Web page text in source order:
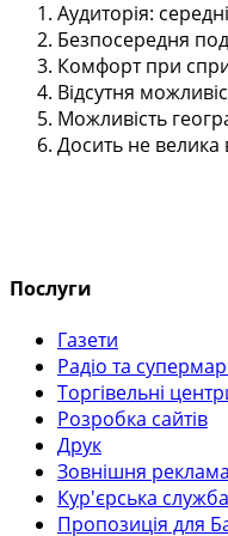
Аудиторія:
Безпосередня
Комфорт при
Відсутня
Можливість
Досить не велика
Послуги
Газети
Радіо та
Торгівельні
Розробка сайтів
Друк
Зовнішня реклама
Кур'єрська служба
Пропозиція для